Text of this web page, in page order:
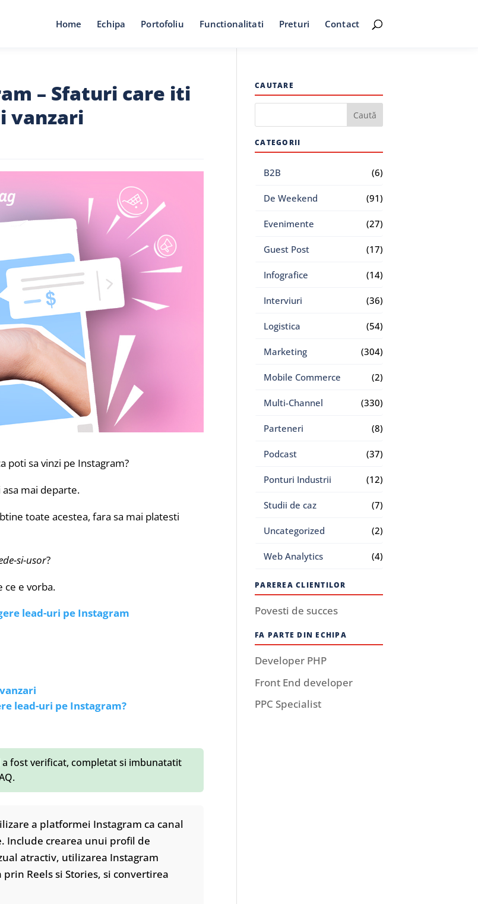
Home Echipa Portofoliu Functionalitati Preturi Contact
– Sfaturi care iti
vanzari
poti sa vinzi pe Instagram?
mai departe.
toate acestea, fara sa mai platesti
si-usor?
ce e vorba.
lead-uri pe Instagram
lead-uri pe Instagram?
fost verificat, completat si imbunatatit
a platformei Instagram ca canal
Include crearea unui profil de
atractiv, utilizarea Instagram
Reels si Stories, si convertirea
CAUTARE
CATEGORII
B2B (6)
De Weekend (91)
Evenimente (27)
Guest Post (17)
Infografice (14)
Interviuri (36)
Logistica (54)
Marketing (304)
Mobile Commerce (2)
Multi-Channel (330)
Parteneri (8)
Podcast (37)
Ponturi Industrii (12)
Studii de caz (7)
Uncategorized (2)
Web Analytics (4)
PAREREA CLIENTILOR
Povesti de succes
FA PARTE DIN ECHIPA
Developer PHP
Front End developer
PPC Specialist